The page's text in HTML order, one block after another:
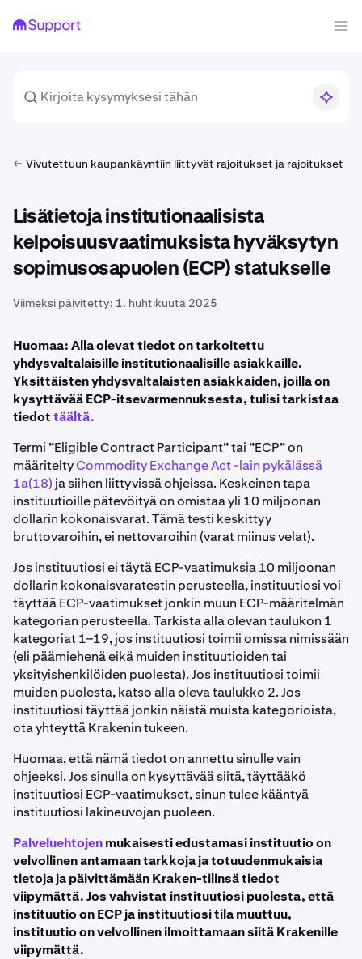
Vivutettuun kaupankäyntiin liittyvät rajoitukset ja rajoitukset
Lisätietoja institutionaalisista
kelpoisuusvaatimuksista hyväksytyn
sopimusosapuolen (ECP) statukselle
Viimeksi päivitetty: 1. huhtikuuta 2025
Huomaa: Alla olevat tiedot on tarkoitettu
yhdysvaltalaisille institutionaalisille asiakkaille.
Yksittäisten yhdysvaltalaisten asiakkaiden, joilla on
kysyttävää ECP-itsevarmennuksesta, tulisi tarkistaa
tiedottäältä.
Termi ”Eligible Contract Participant” tai ”ECP” on
määriteltyCommodity Exchange Act -lain pykälässä
1a(18) ja siihen liittyvissä ohjeissa. Keskeinen tapa
instituutioille pätevöityä on omistaa yli 10 miljoonan
dollarin kokonaisvarat. Tämä testi keskittyy
bruttovaroihin, ei nettovaroihin (varat miinus velat).
Jos instituutiosi ei täytä ECP-vaatimuksia 10 miljoonan
dollarin kokonaisvaratestin perusteella, instituutiosi voi
täyttää ECP-vaatimukset jonkin muun ECP-määritelmän
kategorian perusteella. Tarkista alla olevan taulukon 1
kategoriat 1–19, jos instituutiosi toimii omissa nimissään
(eli päämiehenä eikä muiden instituutioiden tai
yksityishenkilöiden puolesta). Jos instituutiosi toimii
muiden puolesta, katso alla oleva taulukko 2. Jos
instituutiosi täyttää jonkin näistä muista kategorioista,
ota yhteyttä Krakenin tukeen.
Huomaa, että nämä tiedot on annettu sinulle vain
ohjeeksi. Jos sinulla on kysyttävää siitä, täyttääkö
instituutiosi ECP-vaatimukset, sinun tulee kääntyä
instituutiosi lakineuvojan puoleen.
Palveluehtojenmukaisesti edustamasi instituutio on
velvollinen antamaan tarkkoja ja totuudenmukaisia
tietoja ja päivittämään Kraken-tilinsä tiedot
viipymättä. Jos vahvistat instituutiosi puolesta, että
instituutio on ECP ja instituutiosi tila muuttuu,
instituutio on velvollinen ilmoittamaan siitä Krakenille
viipymättä.